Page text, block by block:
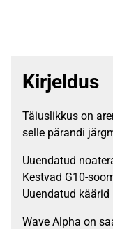
Kirjeldus
Täiuslikkus on
selle pärandi
Uuendatud
Kestvad G10-
Uuendatud
Wave Alpha on